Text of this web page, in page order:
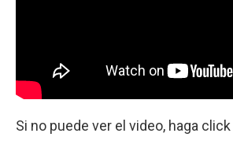
Si no puede ver el video, haga click